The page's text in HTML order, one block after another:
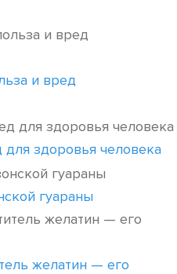
и вред
здоровья человека
гуараны
желатин — его